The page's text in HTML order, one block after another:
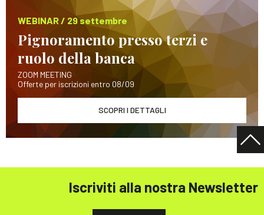
WEBINAR / 29 settembre
Pignoramento presso terzi e
ruolo della banca
ZOOM MEETING
Offerte per iscrizioni entro 08/09
SCOPRI I DETTAGLI
Iscriviti alla nostra Newsletter